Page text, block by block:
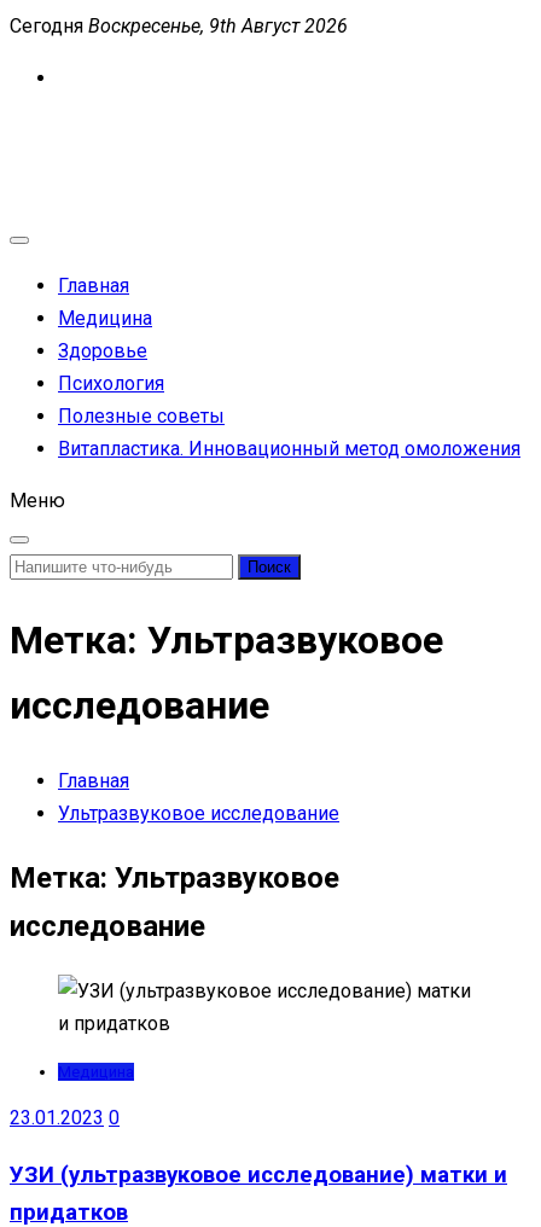
Перейти
Сегодня Воскресенье, 9th Август 2026
Главная
Медицина
Здоровье
Психология
Полезные советы
Витапластика. Инновационный метод омоложения
Меню
Найти:
Метка: Ультразвуковое
исследование
Главная
Ультразвуковое исследование
Метка: Ультразвуковое
исследование
Медицина
23.01.2023 0
УЗИ (ультразвуковое исследование) матки и
придатков